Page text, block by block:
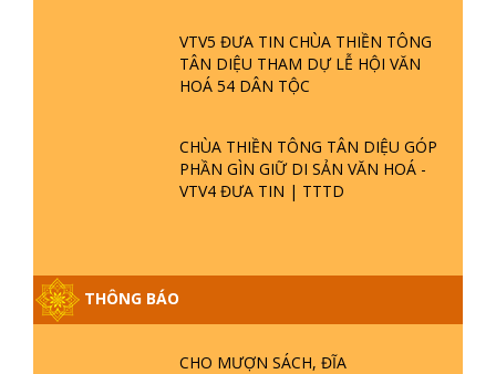
VTV5 ĐƯA TIN CHÙA THIỀN TÔNG
TÂN DIỆU THAM DỰ LỄ HỘI VĂN
HOÁ 54 DÂN TỘC
CHÙA THIỀN TÔNG TÂN DIỆU GÓP
PHẦN GÌN GIỮ DI SẢN VĂN HOÁ -
VTV4 ĐƯA TIN | TTTD
THÔNG BÁO
CHO MƯỢN SÁCH, ĐĨA
GIẢI ĐÁP ĐẶC BIỆT P25 - SUỐT 49
NĂM PHẬT KHÔNG NÓI? HỘI LONG
HOA LÀ HỘI GÌ? TỬ VÌ ĐẠO